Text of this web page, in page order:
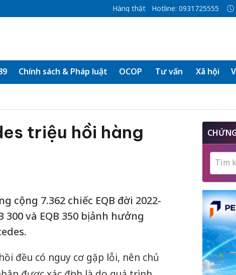
Hàng thật Hotline: 0931725555
Chính sách & Pháp luật OCOP Tư vấn Xã hội
triệu hồi hàng
7.362 chiếc EQB đời 2022-
300 và EQB 350 bị ảnh hưởng
đều có nguy cơ gặp lỗi, nên chủ
Tìm